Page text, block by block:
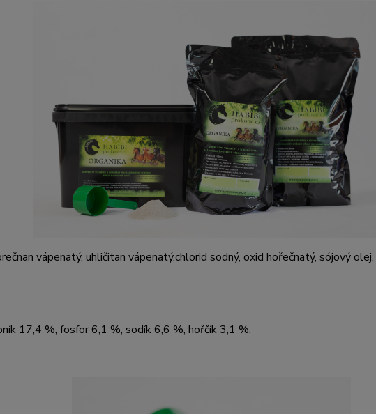
vápenatý, uhličitan vápenatý,chlorid sodný, oxid hořečnatý, sójový olej,
17,4 %, fosfor6,1 %, sodík6,6 %, hořčík 3,1 %.